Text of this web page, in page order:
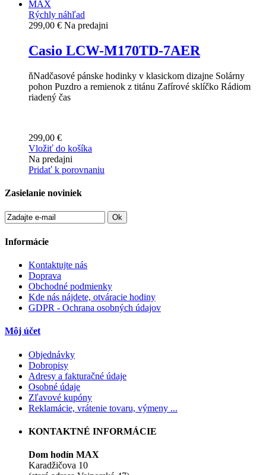
Rýchly náhľad
299,00 € Na predajni
Casio LCW-M170TD-7AER
ňNadčasové pánske hodinky v klasickom dizajne Solárny
pohon Puzdro a remienok z titánu Zafírové sklíčko Rádiom
riadený čas
299,00 €
Vložiť do košíka
Na predajni
Pridať k porovnaniu
Zasielanie noviniek
Ok
Informácie
Kontaktujte nás
Doprava
Obchodné podmienky
Kde nás nájdete, otváracie hodiny
GDPR - Ochrana osobných údajov
Môj účet
Objednávky
Dobropisy
Adresy a fakturačné údaje
Osobné údaje
Zľavové kupóny
Reklamácie, vrátenie tovaru, výmeny ...
KONTAKTNÉ INFORMÁCIE
Dom hodín MAX
Karadžičova 10